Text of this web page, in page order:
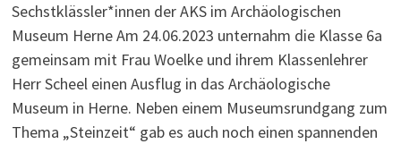
Sechstklässler*innen der AKS im Archäologischen
Museum Herne Am 24.06.2023 unternahm die Klasse 6a
gemeinsam mit Frau Woelke und ihrem Klassenlehrer
Herr Scheel einen Ausflug in das Archäologische
Museum in Herne. Neben einem Museumsrundgang zum
Thema „Steinzeit“ gab es auch noch einen spannenden